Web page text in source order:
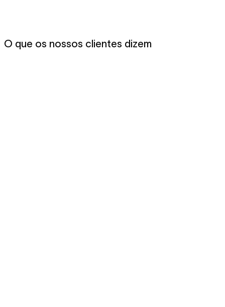
O que os nossos clientes dizem